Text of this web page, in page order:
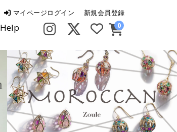
マイページログイン 新規会員登録
Help 0